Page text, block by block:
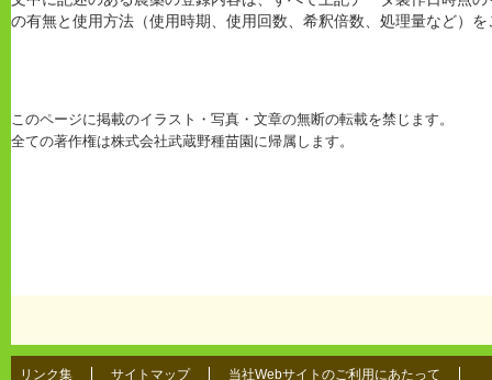
の有無と使用方法（使用時期、使用回数、希釈倍数、処理量など）
このページに掲載のイラスト・写真・文章の無断の転載を禁じます。
全ての著作権は株式会社武蔵野種苗園に帰属します。
リンク集 サイトマップ 当社Webサイトのご利用にあたって